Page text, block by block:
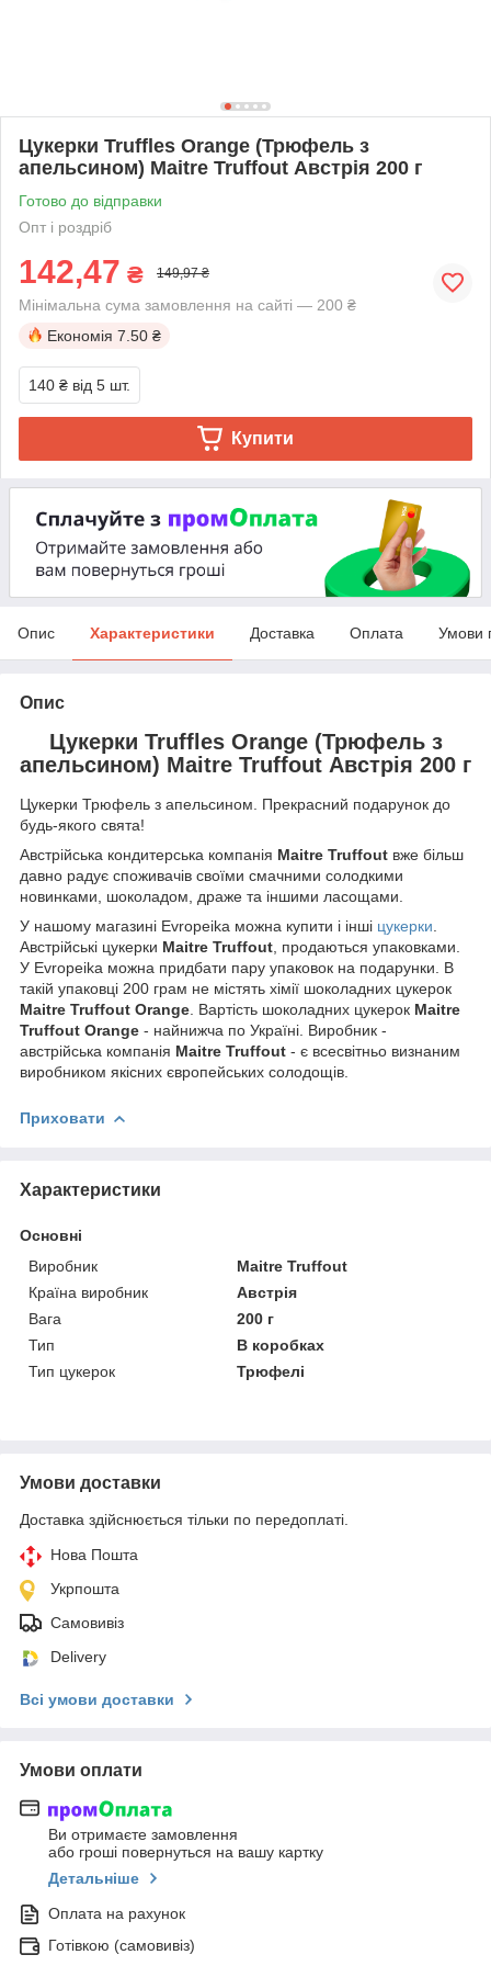
Цукерки Truffles Orange (Трюфель з
апельсином) Maitre Truffout Австрія 200 г
Готово до відправки
Опт і роздріб
142,47 ₴ 149,97 ₴
Мінімальна сума замовлення на сайті — 200 ₴
Економія 7.50 ₴
140 ₴ від 5 шт.
Купити
Опис Характеристики Доставка Оплата Умови
Опис
Цукерки Truffles Orange (Трюфель з
апельсином) Maitre Truffout Австрія 200 г
Цукерки Трюфель з апельсином. Прекрасний подарунок до
будь-якого свята!
Австрійська кондитерська компанія Maitre Truffout вже більш
давно радує споживачів своїми смачними солодкими
новинками, шоколадом, драже та іншими ласощами.
У нашому магазині Evropeika можна купити і інші цукерки
Австрійські цукерки Maitre Truffout , продаються упаковками.
У Evropeika можна придбати пару упаковок на подарунки. В
такій упаковці 200 грам не містять хімії шоколадних цукерок
Maitre Truffout Orange . Вартість шоколадних цукерок Maitre
Truffout Orange - найнижча по Україні. Виробник -
австрійська компанія Maitre Truffout - є всесвітньо визнаним
виробником якісних європейських солодощів.
Приховати
Характеристики
Основні
Виробник
Maitre Truffout
Країна виробник
Австрія
Вага
200 г
Тип
В коробках
Тип цукерок
Трюфелі
Умови доставки
Доставка здійснюється тільки по передоплаті.
Нова Пошта
Укрпошта
Самовивіз
Delivery
Всі умови доставки
Умови оплати
Ви отримаєте замовлення
або гроші повернуться на вашу картку
Детальніше
Оплата на рахунок
Готівкою (самовивіз)